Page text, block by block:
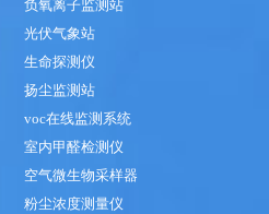
负氧离子监测站
光伏气象站
生命探测仪
扬尘监测站
voc在线监测系统
室内甲醛检测仪
空气微生物采样器
粉尘浓度测量仪